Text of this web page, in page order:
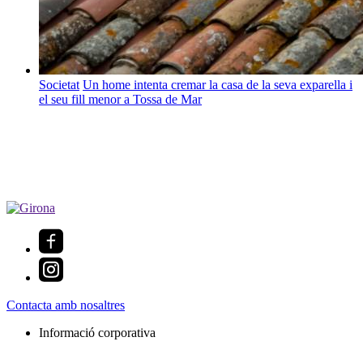
Societat Un home intenta cremar la casa de la seva exparella i
el seu fill menor a Tossa de Mar
Contacta amb nosaltres
Informació corporativa